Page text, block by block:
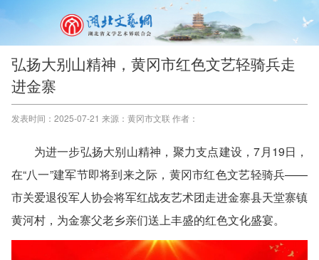
弘扬大别山精神，黄冈市红色文艺轻骑兵走
进金寨
发表时间：2025-07-21 来源：黄冈市文联 作者：
为进一步弘扬大别山精神，聚力支点建设，7月19日，
在“八一”建军节即将到来之际，黄冈市红色文艺轻骑兵——
市关爱退役军人协会将军红战友艺术团走进金寨县天堂寨镇
黄河村，为金寨父老乡亲们送上丰盛的红色文化盛宴。